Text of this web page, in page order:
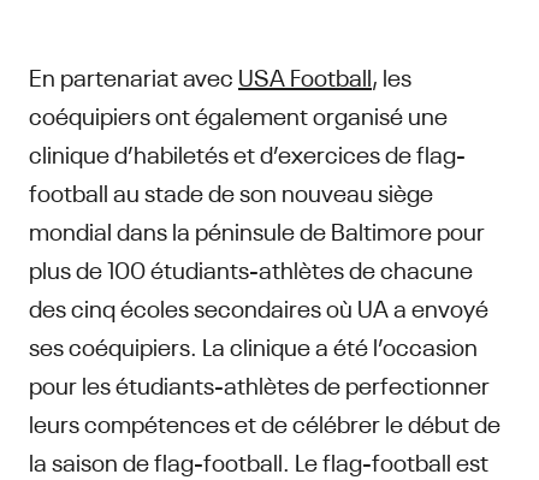
En partenariat avec USA Football, les
coéquipiers ont également organisé une
clinique d’habiletés et d’exercices de flag-
football au stade de son nouveau siège
mondial dans la péninsule de Baltimore pour
plus de 100 étudiants-athlètes de chacune
des cinq écoles secondaires où UA a envoyé
ses coéquipiers. La clinique a été l’occasion
pour les étudiants-athlètes de perfectionner
leurs compétences et de célébrer le début de
la saison de flag-football. Le flag-football est